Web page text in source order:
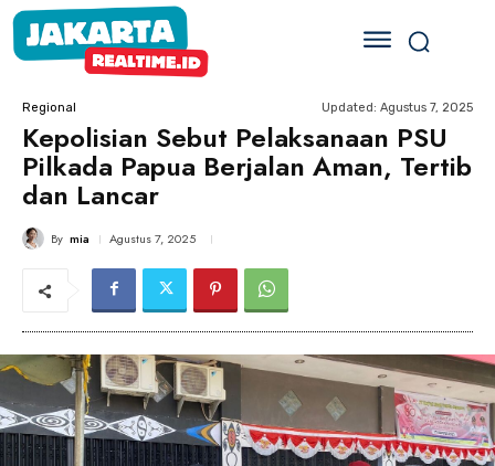
Regional Updated: Agustus 7, 2025
Kepolisian Sebut Pelaksanaan PSU
Pilkada Papua Berjalan Aman, Tertib
dan Lancar
By mia Agustus 7, 2025